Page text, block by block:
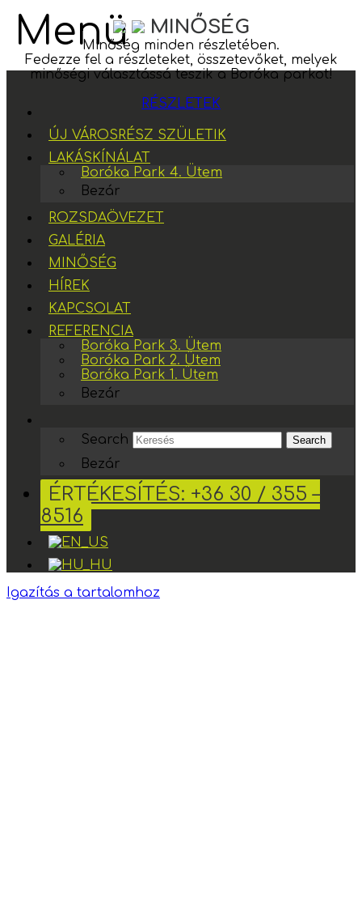
Menü
ÚJ VÁROSRÉSZ SZÜLETIK
LAKÁSKÍNÁLAT
Boróka Park 4. Ütem
Bezár
ROZSDAÖVEZET
GALÉRIA
MINŐSÉG
HÍREK
KAPCSOLAT
REFERENCIA
Boróka Park 3. Ütem
Boróka Park 2. Ütem
Boróka Park 1. Ütem
Bezár
Search Search
Bezár
ÉRTÉKESÍTÉS: +36 30 / 355 –
8516
Igazítás a tartalomhoz
MINŐSÉG
Minőség minden részletében.
Fedezze fel a részleteket, összetevőket, melyek
minőségi választássá teszik a Boróka parkot!
RÉSZLETEK